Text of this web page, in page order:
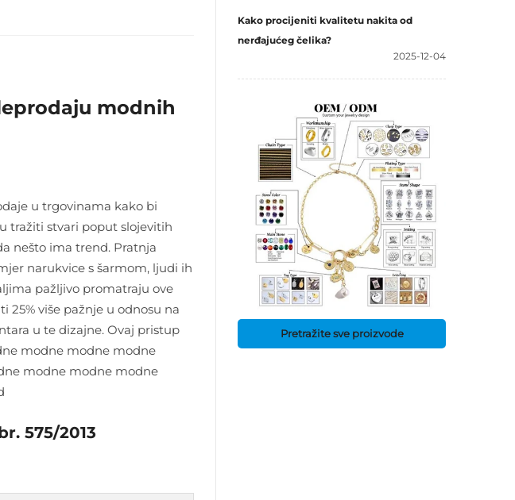
modnih
u trgovinama kako bi
tražiti stvari poput slojevitih
nešto ima trend. Pratnja
narukvice s šarmom, ljudi ih
pažljivo promatraju ove
više pažnje u odnosu na
u te dizajne. Ovaj pristup
modne modne modne
modne modne modne
575/2013
Kako procijeniti kvalitetu nakita od
nerđajućeg čelika?
2025-12-04
Pretražite sve proizvode